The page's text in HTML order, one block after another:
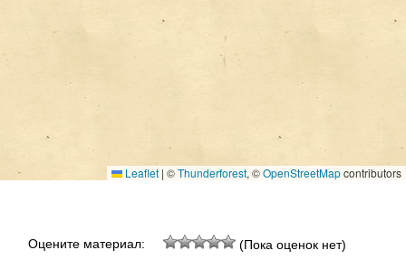
Leaflet | ©Thunderforest, ©OpenStreetMapcontributors
Оцените материал: (Пока оценок нет)